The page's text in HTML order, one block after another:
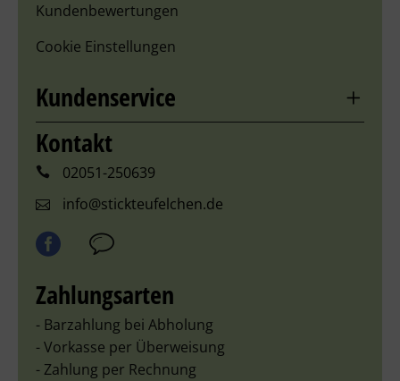
Kundenbewertungen
Cookie Einstellungen
Kundenservice
Kontakt
02051-250639
info@stickteufelchen.de
Zahlungsarten
- Barzahlung bei Abholung
- Vorkasse per Überweisung
- Zahlung per Rechnung